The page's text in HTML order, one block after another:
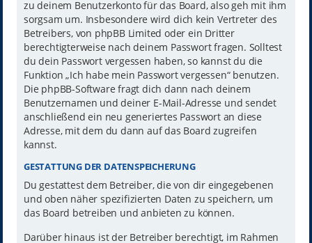
zu deinem Benutzerkonto für das Board, also geh mit ihm
sorgsam um. Insbesondere wird dich kein Vertreter des
Betreibers, von phpBB Limited oder ein Dritter
berechtigterweise nach deinem Passwort fragen. Solltest
du dein Passwort vergessen haben, so kannst du die
Funktion „Ich habe mein Passwort vergessen“ benutzen.
Die phpBB-Software fragt dich dann nach deinem
Benutzernamen und deiner E-Mail-Adresse und sendet
anschließend ein neu generiertes Passwort an diese
Adresse, mit dem du dann auf das Board zugreifen
kannst.
GESTATTUNG DER DATENSPEICHERUNG
Du gestattest dem Betreiber, die von dir eingegebenen
und oben näher spezifizierten Daten zu speichern, um
das Board betreiben und anbieten zu können.
Darüber hinaus ist der Betreiber berechtigt, im Rahmen